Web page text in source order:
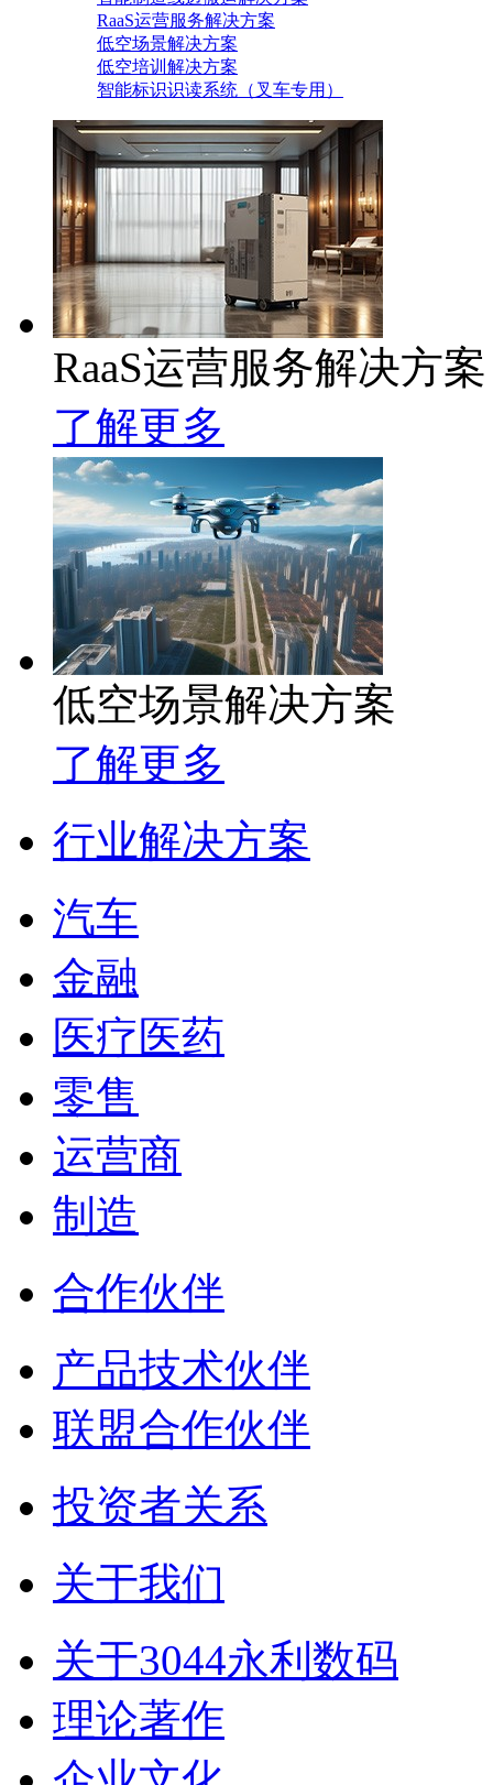
RaaS运营服务解决方案
低空场景解决方案
低空培训解决方案
智能标识识读系统（叉车专用）
RaaS运营服务解决方案
了解更多
低空场景解决方案
了解更多
行业解决方案
汽车
金融
医疗医药
零售
运营商
制造
合作伙伴
产品技术伙伴
联盟合作伙伴
投资者关系
关于我们
关于3044永利数码
理论著作